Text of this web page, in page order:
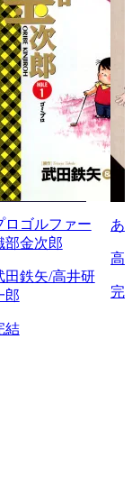
ロゴルファー
部金次郎
田鉄矢/高井研
郎
結
あ
高
完